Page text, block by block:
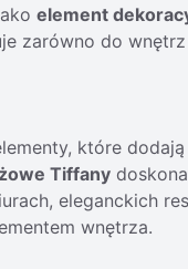
element
zarówno do
które
Tiffany
eleganckich
wnętrza.